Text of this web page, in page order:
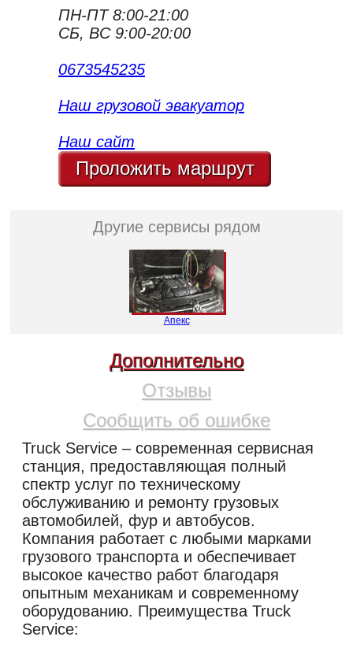
ПН-ПТ 8:00-21:00
СБ, ВС 9:00-20:00
0673545235
Наш грузовой эвакуатор
Наш сайт
Проложить маршрут
Другие сервисы рядом
Апекс
Дополнительно
Отзывы
Сообщить об ошибке
Truck Service – современная сервисная
станция, предоставляющая полный
спектр услуг по техническому
обслуживанию и ремонту грузовых
автомобилей, фур и автобусов.
Компания работает с любыми марками
грузового транспорта и обеспечивает
высокое качество работ благодаря
опытным механикам и современному
оборудованию. Преимущества Truck
Service: